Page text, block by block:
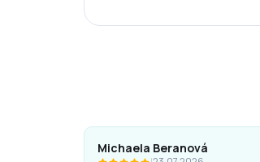
Michaela Beranová